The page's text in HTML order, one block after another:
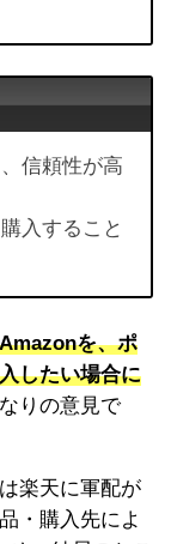
信頼性が高
入すること
を、ポ
したい場合に
りの意見で
楽天に軍配が
・購入先によ